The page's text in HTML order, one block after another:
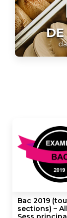
Bac 2019
sections) –